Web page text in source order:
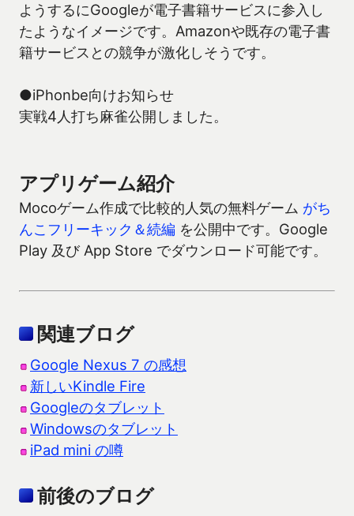
ようするにGoogleが電子書籍サービスに参入し
たようなイメージです。Amazonや既存の電子書
籍サービスとの競争が激化しそうです。
●iPhonbe向けお知らせ
実戦4人打ち麻雀公開しました。
アプリゲーム紹介
Mocoゲーム作成で比較的人気の無料ゲーム がち
んこフリーキック＆続編 を公開中です。Google
Play 及び App Store でダウンロード可能です。
関連ブログ
Google Nexus 7 の感想
新しいKindle Fire
Googleのタブレット
Windowsのタブレット
iPad mini の噂
前後のブログ